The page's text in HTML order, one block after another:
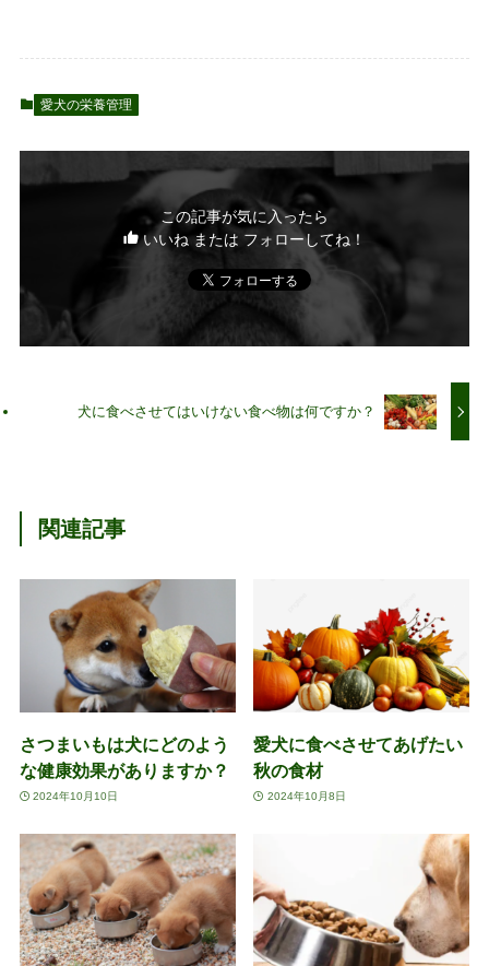
愛犬の栄養管理
この記事が気に入ったら
いいね または フォローしてね！
犬に食べさせてはいけない食べ物は何ですか？
関連記事
さつまいもは犬にどのよう
な健康効果がありますか？
2024年10月10日
愛犬に食べさせてあげたい
秋の食材
2024年10月8日